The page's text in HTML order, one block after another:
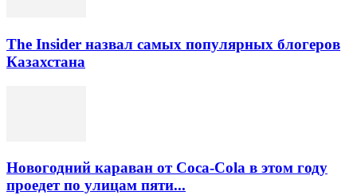
The Insider назвал самых популярных блогеров
Казахстана
Новогодний караван от Coca-Cola в этом году
проедет по улицам пяти...